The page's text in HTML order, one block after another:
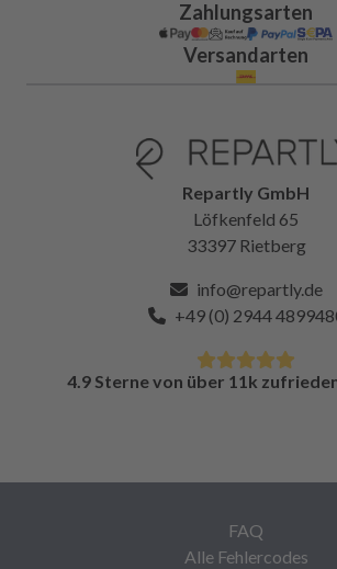
Zahlungsarten
Versandarten
Repartly GmbH
Löfkenfeld 65
33397 Rietberg
info@repartly.de
+49 (0) 2944
4.9 Sterne von über 11k
FAQ
Alle Fehlercodes